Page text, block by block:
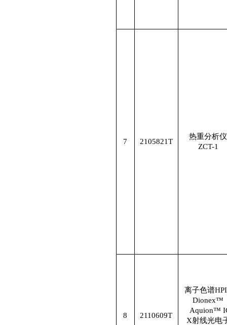
7 2105821T
热重分析仪
ZCT-1
8 2110609T
离子色谱
Dionex™
Aquion™
X射线光电